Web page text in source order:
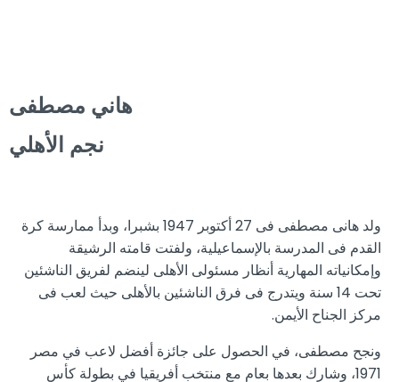
هاني مصطفى
نجم الأهلي
ولد هانى مصطفى فى 27 أكتوبر 1947 بشبرا، وبدأ ممارسة كرة
القدم فى المدرسة بالإسماعيلية، ولفتت قامته الرشيقة
وإمكانياته المهارية أنظار مسئولى الأهلى لينضم لفريق الناشئين
تحت 14 سنة ويتدرج فى فرق الناشئين بالأهلى حيث لعب فى
مركز الجناح الأيمن.
ونجح مصطفى، في الحصول على جائزة أفضل لاعب في مصر
1971، وشارك بعدها بعام مع منتخب أفريقيا في بطولة كأس